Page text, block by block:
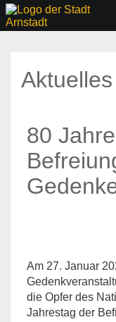
Aktuelles
80
Am 27. Januar
die Opfer des
Jahrestag der